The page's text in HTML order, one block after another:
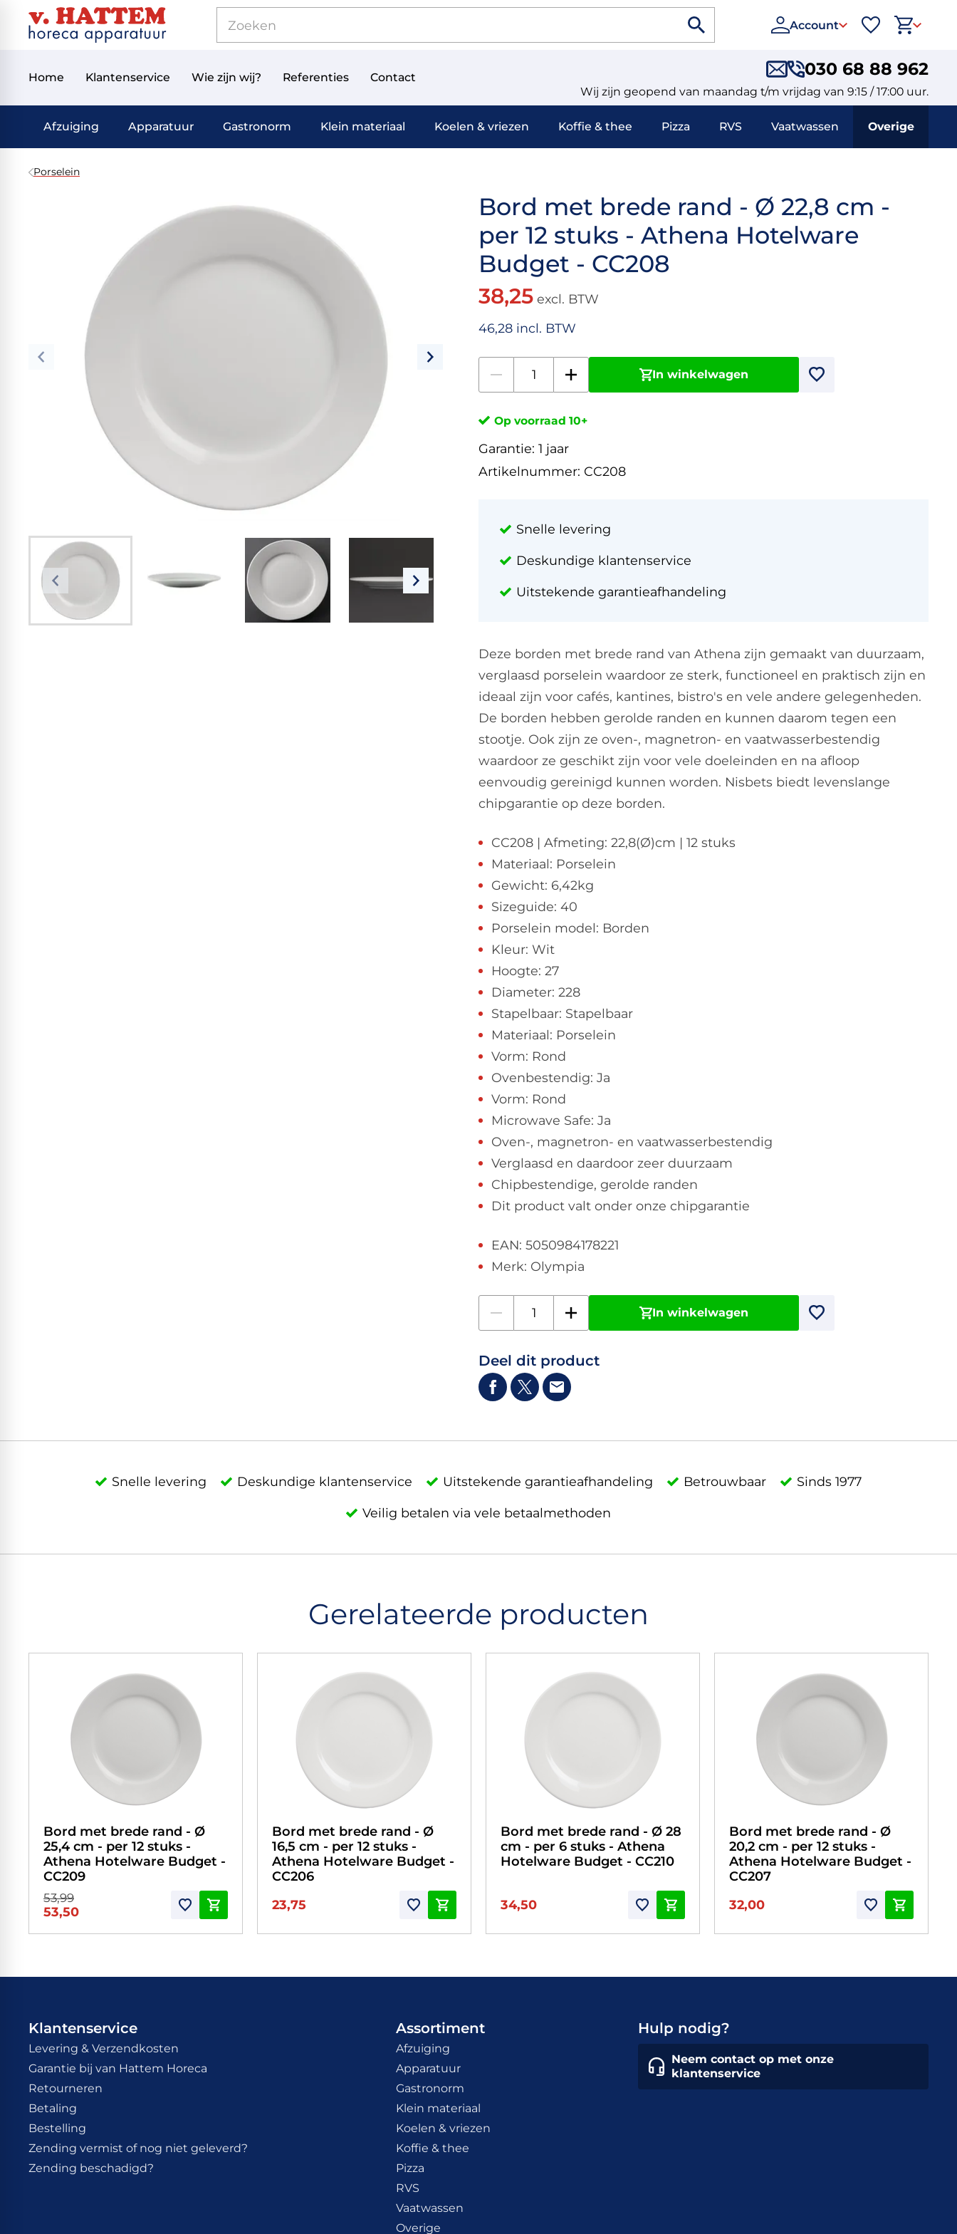
Account
Home Klantenservice Wie zijn wij? Referenties Contact 030 68 88 962
Wij zijn geopend van maandag t/m vrijdag van 9:15 / 17:00 uur.
Afzuiging Apparatuur Gastronorm Klein materiaal Koelen & vriezen Koffie & thee Pizza RVS Vaatwassen Overige
Porselein
Bord met brede rand - Ø 22,8 cm -
per 12 stuks - Athena Hotelware
Budget - CC208
38,25 excl. BTW
46,28 incl. BTW
In winkelwagen
Op voorraad 10+
Garantie: 1 jaar
Artikelnummer: CC208
Snelle levering
Deskundige klantenservice
Uitstekende garantieafhandeling
Deze borden met brede rand van Athena zijn gemaakt van duurzaam,
verglaasd porselein waardoor ze sterk, functioneel en praktisch zijn en
ideaal zijn voor cafés, kantines, bistro's en vele andere gelegenheden.
De borden hebben gerolde randen en kunnen daarom tegen een
stootje. Ook zijn ze oven-, magnetron- en vaatwasserbestendig
waardoor ze geschikt zijn voor vele doeleinden en na afloop
eenvoudig gereinigd kunnen worden. Nisbets biedt levenslange
chipgarantie op deze borden.
CC208 | Afmeting: 22,8(Ø)cm | 12 stuks
Materiaal: Porselein
Gewicht: 6,42kg
Sizeguide: 40
Porselein model: Borden
Kleur: Wit
Hoogte: 27
Diameter: 228
Stapelbaar: Stapelbaar
Materiaal: Porselein
Vorm: Rond
Ovenbestendig: Ja
Vorm: Rond
Microwave Safe: Ja
Oven-, magnetron- en vaatwasserbestendig
Verglaasd en daardoor zeer duurzaam
Chipbestendige, gerolde randen
Dit product valt onder onze chipgarantie
EAN: 5050984178221
Merk: Olympia
In winkelwagen
Deel dit product
Snelle levering Deskundige klantenservice Uitstekende garantieafhandeling Betrouwbaar Sinds 1977
Veilig betalen via vele betaalmethoden
Gerelateerde producten
Bord met brede rand - Ø
25,4 cm - per 12 stuks -
Athena Hotelware Budget -
CC209
53,99
53,50
Bord met brede rand - Ø
16,5 cm - per 12 stuks -
Athena Hotelware Budget -
CC206
23,75
Bord met brede rand - Ø 28
cm - per 6 stuks - Athena
Hotelware Budget - CC210
34,50
Bord met brede rand - Ø
20,2 cm - per 12 stuks -
Athena Hotelware Budget -
CC207
32,00
Klantenservice
Levering & Verzendkosten
Garantie bij van Hattem Horeca
Retourneren
Betaling
Bestelling
Zending vermist of nog niet geleverd?
Zending beschadigd?
Assortiment
Afzuiging
Apparatuur
Gastronorm
Klein materiaal
Koelen & vriezen
Koffie & thee
Pizza
RVS
Vaatwassen
Overige
Hulp nodig?
Neem contact op met onze
klantenservice